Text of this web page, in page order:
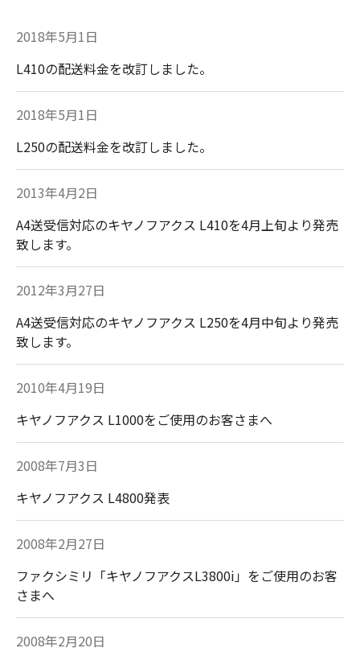
2018年5月1日
L410の配送料金を改訂しました。
2018年5月1日
L250の配送料金を改訂しました。
2013年4月2日
A4送受信対応のキヤノフアクス L410を4月上旬より発売
致します。
2012年3月27日
A4送受信対応のキヤノフアクス L250を4月中旬より発売
致します。
2010年4月19日
キヤノフアクス L1000をご使用のお客さまへ
2008年7月3日
キヤノフアクス L4800発表
2008年2月27日
ファクシミリ「キヤノフアクスL3800i」をご使用のお客
さまへ
2008年2月20日